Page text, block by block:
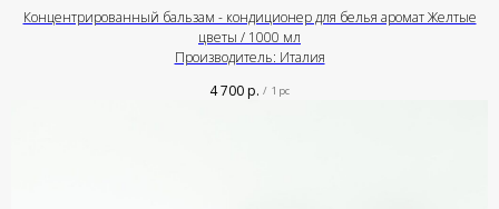
Концентрированный бальзам - кондиционер для белья аромат Желтые
цветы / 1000 мл
Производитель: Италия
4 700р. / 1 pc